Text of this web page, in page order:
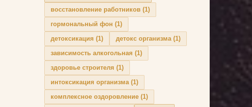
восстановление работников (1)
гормональный фон (1)
детоксикация (1) детокс организма(1)
зависимость алкогольная (1)
здоровье строителя (1)
интоксикация организма(1)
комплексное оздоровление (1)